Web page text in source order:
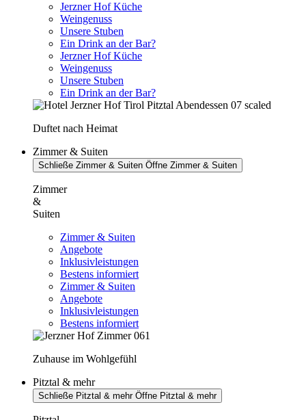
Jerzner Hof Küche
Weingenuss
Unsere Stuben
Ein Drink an der Bar?
Jerzner Hof Küche
Weingenuss
Unsere Stuben
Ein Drink an der Bar?
Duftet nach Heimat
Zimmer & Suiten
Schließe Zimmer & Suiten Öffne Zimmer & Suiten
Zimmer
&
Suiten
Zimmer & Suiten
Angebote
Inklusivleistungen
Bestens informiert
Zimmer & Suiten
Angebote
Inklusivleistungen
Bestens informiert
Zuhause im Wohlgefühl
Pitztal & mehr
Schließe Pitztal & mehr Öffne Pitztal & mehr